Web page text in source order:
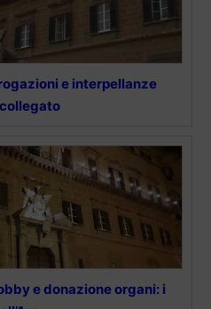
e interpellanze
e donazione organi: i